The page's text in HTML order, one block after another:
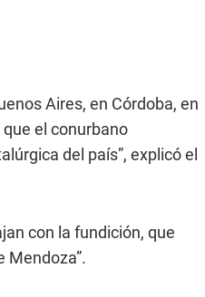
Aires, en Córdoba, en
el conurbano
del país”, explicó el
con la fundición, que
Mendoza”.